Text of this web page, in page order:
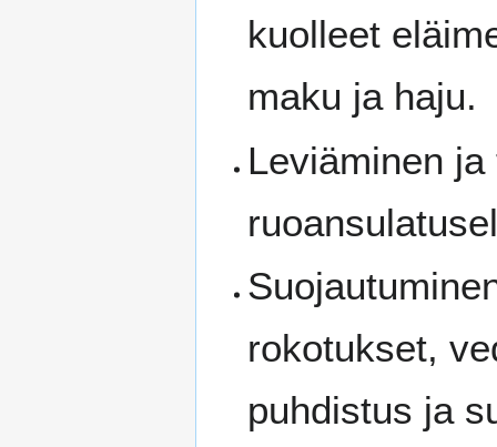
kuolleet
maku ja haju.
Leviäminen
rokotukset,
puhdistus ja